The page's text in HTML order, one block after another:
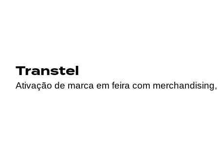
Transtel
Ativação de marca em feira com